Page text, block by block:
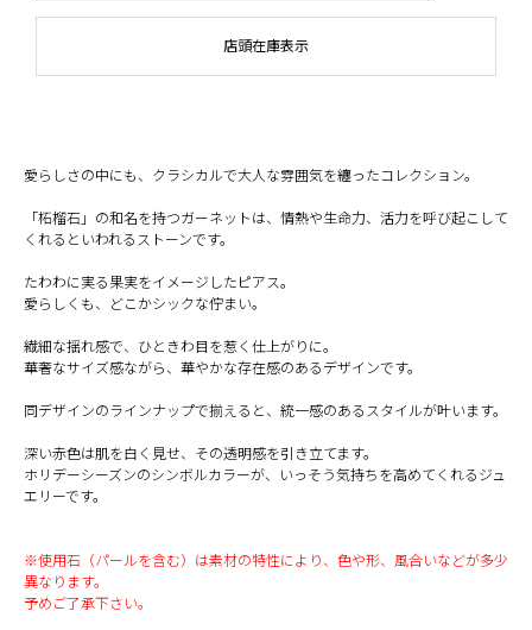
店頭在庫表示
愛らしさの中にも、クラシカルで大人な雰囲気を纏ったコレクション。
「柘榴石」の和名を持つガーネットは、情熱や生命力、活力を呼び起こして
くれるといわれるストーンです。
たわわに実る果実をイメージしたピアス。
愛らしくも、どこかシックな佇まい。
繊細な揺れ感で、ひときわ目を惹く仕上がりに。
華奢なサイズ感ながら、華やかな存在感のあるデザインです。
同デザインのラインナップで揃えると、統一感のあるスタイルが叶います。
深い赤色は肌を白く見せ、その透明感を引き立てます。
ホリデーシーズンのシンボルカラーが、いっそう気持ちを高めてくれるジュ
エリーです。
※使用石（パールを含む）は素材の特性により、色や形、風合いなどが多少
異なります。
予めご了承下さい。